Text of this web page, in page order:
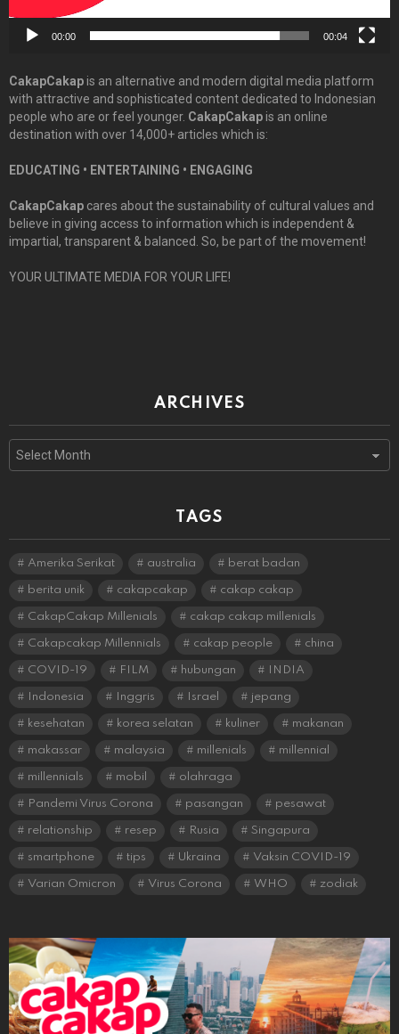
00:00 00:04
CakapCakapis an alternative and modern digital media platform
with attractive and sophisticated content dedicated to Indonesian
people who are or feel younger. CakapCakapis an online
destination with over 14,000+ articles which is:
EDUCATING • ENTERTAINING • ENGAGING
CakapCakap cares about the sustainability of cultural values and
believe in giving access to information which is independent &
impartial, transparent & balanced. So, be part of the movement!
YOUR ULTIMATE MEDIA FOR YOUR LIFE!
ARCHIVES
TAGS
Amerika Serikat australia berat badan
berita unik cakapcakap cakap cakap
CakapCakap Millenials cakap cakap millenials
Cakapcakap Millennials cakap people china
COVID-19 FILM hubungan INDIA
Indonesia Inggris Israel jepang
kesehatan korea selatan kuliner makanan
makassar malaysia millenials millennial
millennials mobil olahraga
Pandemi Virus Corona pasangan pesawat
relationship resep Rusia Singapura
smartphone tips Ukraina Vaksin COVID-19
Varian Omicron Virus Corona WHO zodiak